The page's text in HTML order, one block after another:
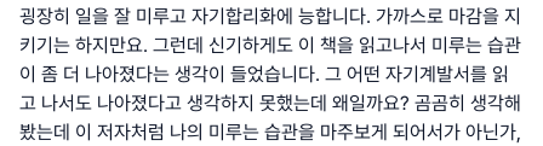
굉장히 일을 잘 미루고 자기합리화에 능합니다. 가까스로 마감을 지
키기는 하지만요. 그런데 신기하게도 이 책을 읽고나서 미루는 습관
이 좀 더 나아졌다는 생각이 들었습니다. 그 어떤 자기계발서를 읽
고 나서도 나아졌다고 생각하지 못했는데 왜일까요? 곰곰히 생각해
봤는데 이 저자처럼 나의 미루는 습관을 마주보게 되어서가 아닌가,